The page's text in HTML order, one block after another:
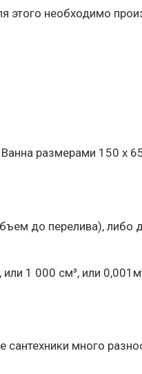
необходимо
размерами 150 х
до перелива), либо
1 000 см³, или
много